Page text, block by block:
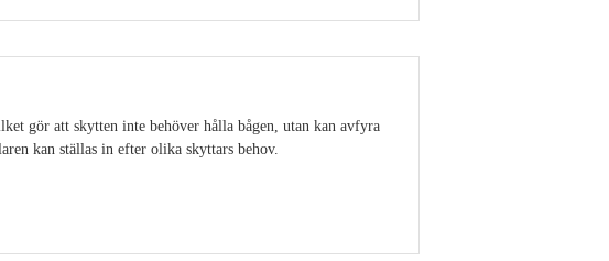
gör att skytten inte behöver hålla bågen, utan kan avfyra
kan ställas in efter olika skyttars behov.